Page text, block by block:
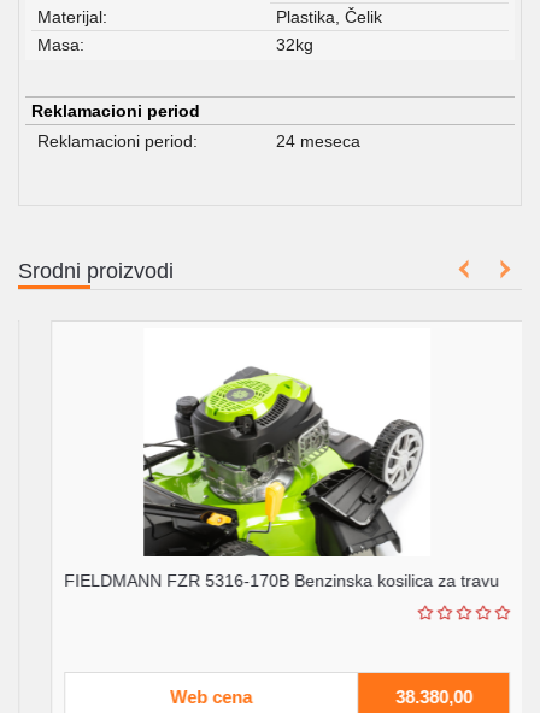
Materijal:
Plastika, Čelik
Masa:
32kg
Reklamacioni period
Reklamacioni period:
24 meseca
Srodni proizvodi
FIELDMANN FZR 5316-170B Benzinska kosilica za travu
Web cena 38.380,00